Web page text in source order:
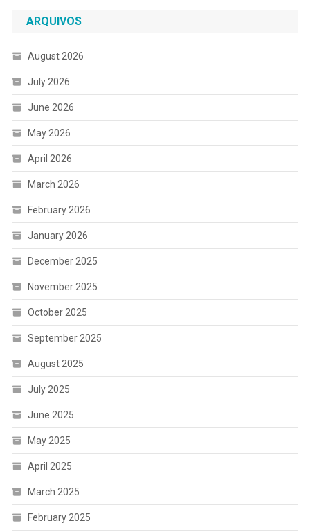
ARQUIVOS
August 2026
July 2026
June 2026
May 2026
April 2026
March 2026
February 2026
January 2026
December 2025
November 2025
October 2025
September 2025
August 2025
July 2025
June 2025
May 2025
April 2025
March 2025
February 2025